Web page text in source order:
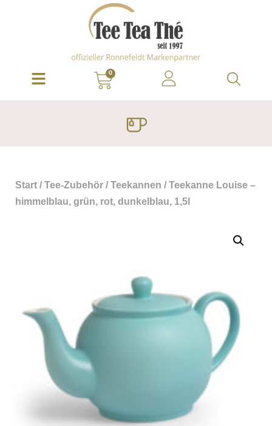
0
Start / Tee-Zubehör / Teekannen / Teekanne Louise –
himmelblau, grün, rot, dunkelblau, 1,5l